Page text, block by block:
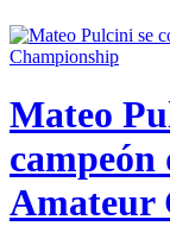
Mateo
Amateur